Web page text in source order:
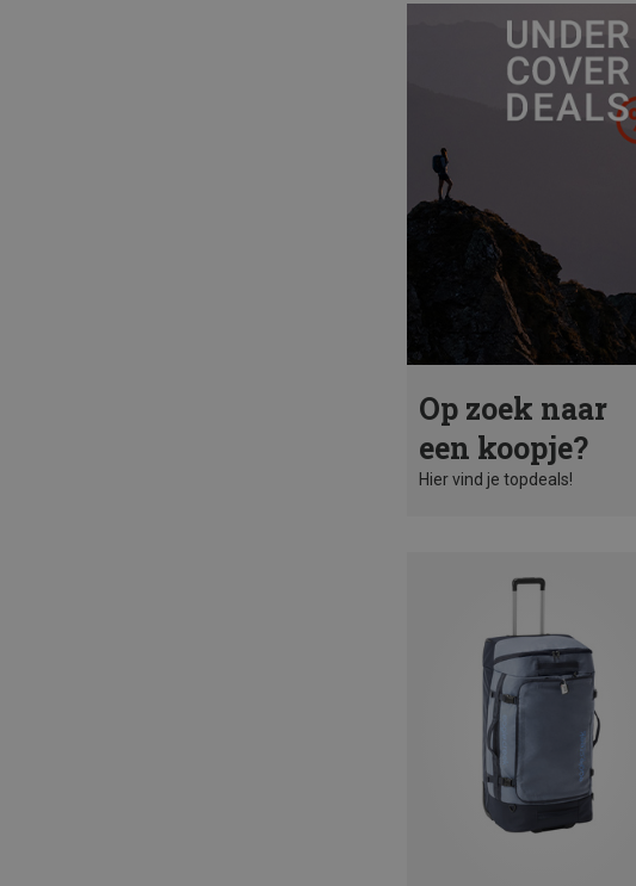
Op zoek naar
een koopje?
Hier vind je topdeals!